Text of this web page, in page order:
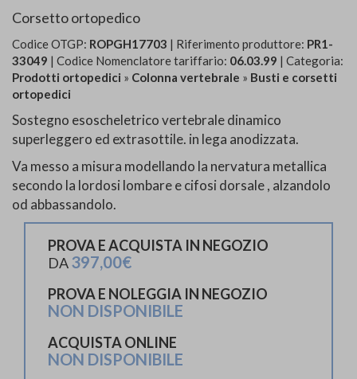
Corsetto ortopedico
Codice OTGP: ROPGH17703 | Riferimento produttore: PR1-
33049 | Codice Nomenclatore tariffario: 06.03.99 | Categoria:
Prodotti ortopedici » Colonna vertebrale » Busti e corsetti
ortopedici
Sostegno esoscheletrico vertebrale dinamico
superleggero ed extrasottile. in lega anodizzata.
Va messo a misura modellando la nervatura metallica
secondo la lordosi lombare e cifosi dorsale , alzandolo
od abbassandolo.
PROVA E ACQUISTA IN NEGOZIO
DA397,00€
PROVA E NOLEGGIA IN NEGOZIO
NON DISPONIBILE
ACQUISTA ONLINE
NON DISPONIBILE